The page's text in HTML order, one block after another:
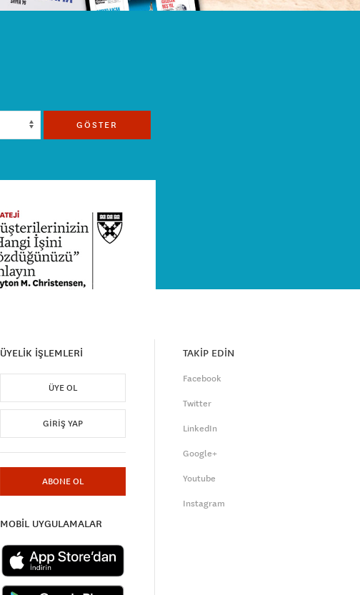
GÖSTER
ÜYELİK İŞLEMLERİ
ÜYE OL
GIRIŞ YAP
ABONE OL
MOBİL UYGULAMALAR
TAKİP EDİN
Facebook
Twitter
LinkedIn
Google+
Youtube
Instagram